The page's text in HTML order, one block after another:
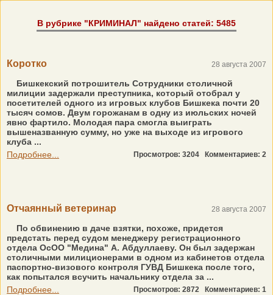
В рубрике "КРИМИНАЛ" найдено статей: 5485
Коротко 28 августа 2007
Бишкекский потрошитель Сотрудники столичной
милиции задержали преступника, который отобрал у
посетителей одного из игровых клубов Бишкека почти 20
тысяч сомов. Двум горожанам в одну из июльских ночей
явно фартило. Молодая пара смогла выиграть
вышеназванную сумму, но уже на выходе из игрового
клуба ...
Подробнее...
Просмотров: 3204 Комментариев: 2
Отчаянный ветеринар 28 августа 2007
По обвинению в даче взятки, похоже, придется
предстать перед судом менеджеру регистрационного
отдела ОсОО "Медина" А. Абдуллаеву. Он был задержан
столичными милиционерами в одном из кабинетов отдела
паспортно-визового контроля ГУВД Бишкека после того,
как попытался всучить начальнику отдела за ...
Подробнее...
Просмотров: 2872 Комментариев: 1